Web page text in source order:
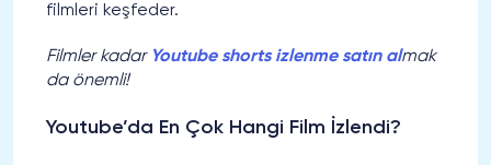
filmleri keşfeder.
Filmler kadar Youtube shorts izlenme satın almak
da önemli!
Youtube’da En Çok Hangi Film İzlendi?